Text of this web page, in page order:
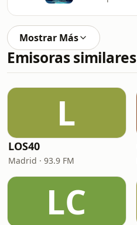
Mostrar Más
Emisoras similares
L
LOS40
Madrid · 93.9 FM
LC